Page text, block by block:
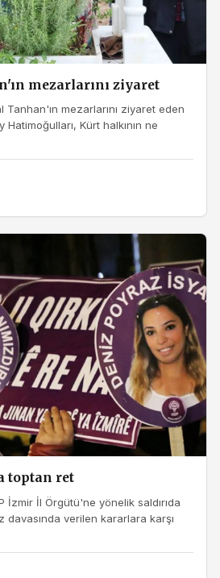
mezarlarını ziyaret
mezarlarını ziyaret eden
Hatimoğulları, Kürt halkının ne
toptan ret
İzmir İl Örgütü'ne yönelik saldırıda
davasında verilen kararlara karşı